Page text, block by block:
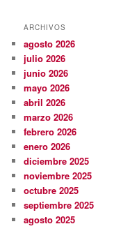
ARCHIVOS
agosto 2026
julio 2026
junio 2026
mayo 2026
abril 2026
marzo 2026
febrero 2026
enero 2026
diciembre 2025
noviembre 2025
octubre 2025
septiembre 2025
agosto 2025